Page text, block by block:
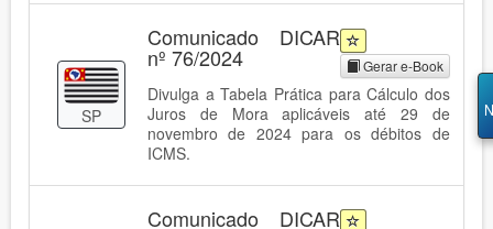
SP
Comunicado DICAR
nº 76/2024 Gerar e-Book
Divulga a Tabela Prática para Cálculo dos
Juros de Mora aplicáveis até 29 de
novembro de 2024 para os débitos de
ICMS.
Comunicado DICAR